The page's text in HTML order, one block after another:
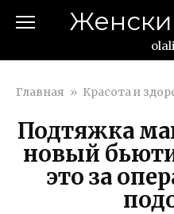
Главная » Красота и
Подтяжка
новый
это за